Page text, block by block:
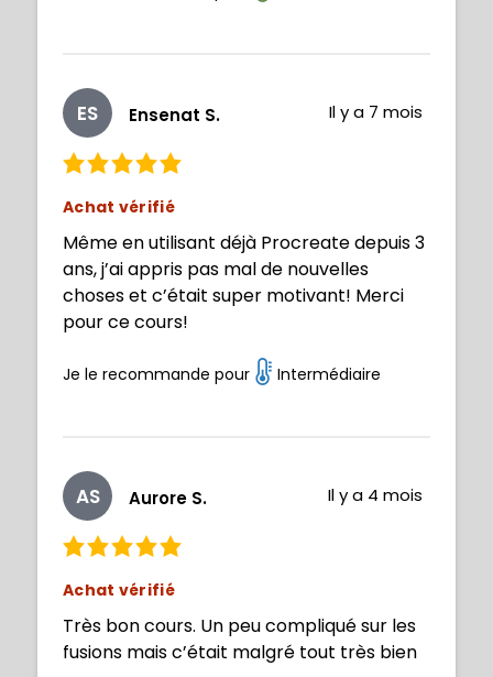
ES Ensenat S. Il y a 7 mois
Achat vérifié
Même en utilisant déjà Procreate depuis 3
ans, j’ai appris pas mal de nouvelles
choses et c’était super motivant! Merci
pour ce cours!
Je le recommande pour Intermédiaire
AS Aurore S. Il y a 4 mois
Achat vérifié
Très bon cours. Un peu compliqué sur les
fusions mais c’était malgré tout très bien